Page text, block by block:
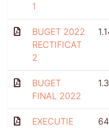
1
BUGET 2022
RECTIFICAT
2
BUGET
FINAL 2022
EXECUTIE